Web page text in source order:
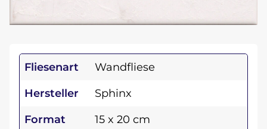
Fliesenart
Wandfliese
Hersteller
Sphinx
Format
15 x 20 cm